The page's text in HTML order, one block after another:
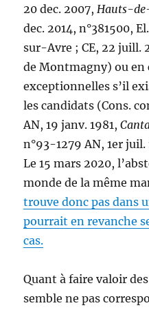
20 dec. 2007,Hauts-
dec. 2014, n°381500,
sur-Avre ; CE, 22 juill.
de Montmagny) ou en
exceptionnelles s’il
les candidats (Cons.
AN, 19 janv. 1981,
n°93-1279 AN, 1er
Le 15 mars 2020,
monde de la même
trouve donc pas dans
pourrait en revanche
cas.
Quant à faire valoir
semble ne pas